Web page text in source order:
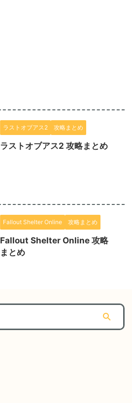
ラストオブアス2 攻略まとめ
ラストオブアス2 攻略まとめ
Fallout Shelter Online 攻略まとめ
Fallout Shelter Online 攻略
まとめ